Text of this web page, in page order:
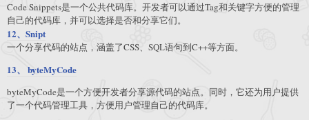
Code Snippets是一个公共代码库。开发者可以通过Tag和关键字方便的管理
自己的代码库，并可以选择是否和分享它们。
12、Snipt
一个分享代码的站点，涵盖了CSS、SQL语句到C++等方面。
13、 byteMyCode
byteMyCode是一个方便开发者分享源代码的站点。同时，它还为用户提供
了一个代码管理工具，方便用户管理自己的代码库。